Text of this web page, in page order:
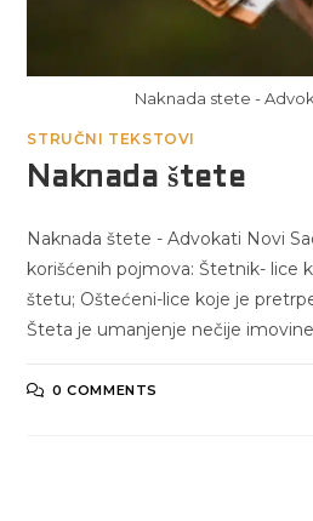
Naknada stete -
STRUČNI TEKSTOVI
Naknada štete
Naknada štete - Advokati Novi
korišćenih pojmova: Štetnik- lice
štetu; Oštećeni-lice koje je
Šteta je umanjenje nečije
0 COMMENTS